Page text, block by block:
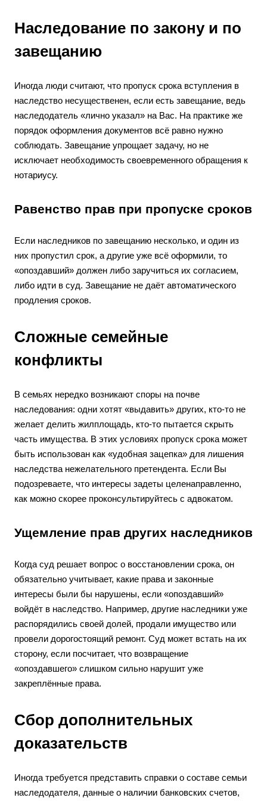
Наследование по закону и по
завещанию
Иногда люди считают, что пропуск срока вступления в
наследство несущественен, если есть завещание, ведь
наследодатель «лично указал» на Вас. На практике же
порядок оформления документов всё равно нужно
соблюдать. Завещание упрощает задачу, но не
исключает необходимость своевременного обращения к
нотариусу.
Равенство прав при пропуске сроков
Если наследников по завещанию несколько, и один из
них пропустил срок, а другие уже всё оформили, то
«опоздавший» должен либо заручиться их согласием,
либо идти в суд. Завещание не даёт автоматического
продления сроков.
Сложные семейные
конфликты
В семьях нередко возникают споры на почве
наследования: одни хотят «выдавить» других, кто-то не
желает делить жилплощадь, кто-то пытается скрыть
часть имущества. В этих условиях пропуск срока может
быть использован как «удобная зацепка» для лишения
наследства нежелательного претендента. Если Вы
подозреваете, что интересы задеты целенаправленно,
как можно скорее проконсультируйтесь с адвокатом.
Ущемление прав других наследников
Когда суд решает вопрос о восстановлении срока, он
обязательно учитывает, какие права и законные
интересы были бы нарушены, если «опоздавший»
войдёт в наследство. Например, другие наследники уже
распорядились своей долей, продали имущество или
провели дорогостоящий ремонт. Суд может встать на их
сторону, если посчитает, что возвращение
«опоздавшего» слишком сильно нарушит уже
закреплённые права.
Сбор дополнительных
доказательств
Иногда требуется представить справки о составе семьи
наследодателя, данные о наличии банковских счетов,